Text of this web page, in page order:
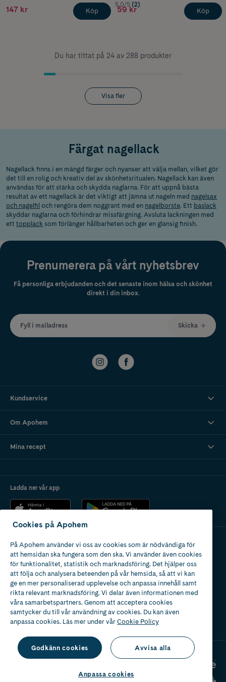
147 kr Köp
5.0/5 (2)
59 kr Köp
Du har tittat på 24 av 288 produkter
Visa fler
Färgat nagellack
Nagellack finns i en mängd färger och nyanser att välja mellan, vilket gör
det till en rolig och kreativ del av skönhetsritualen. Nagellack kan även
användas för att stärka och skydda naglarna. För att uppnå bästa
resultat av ett nagellack är det viktigt att jämna ut nageln med nagelsax
och nagelfil och rengöra dem noggrant med en nagelborste. Ett baslack
skyddar naglarna och förhindrar missfärgning. Avsluta lackningen med
ett topplack som förlänger hållbarheten och ger en glansig finish.
Prenumerera på vårt nyhetsbrev
Få personliga erbjudanden och det senaste inom hälsa och skönhet
direkt i din inbox.
Fyll i mailadress Skicka
Kundservice
Om Apohem
Mina recept
Ladda ner vår app
Apotek med tillstånd
av Läkemedelsverket
2024
Cookies på Apohem
På Apohem använder vi oss av cookies som är nödvändiga för
att hemsidan ska fungera som den ska. Vi använder även cookies
för funktionalitet, statistik och marknadsföring. Det hjälper oss
att följa och analysera beteenden på vår hemsida, så att vi kan
ge en mer personaliserad upplevelse och anpassa innehåll samt
rikta relevant marknadsföring. Vi delar även informationen med
våra samarbetspartners. Genom att acceptera cookies
samtycker du till vår användning av cookies. Du kan även
anpassa cookies. Läs mer under vårCookie Policy
Godkänn cookies Avvisa alla
Anpassa cookies